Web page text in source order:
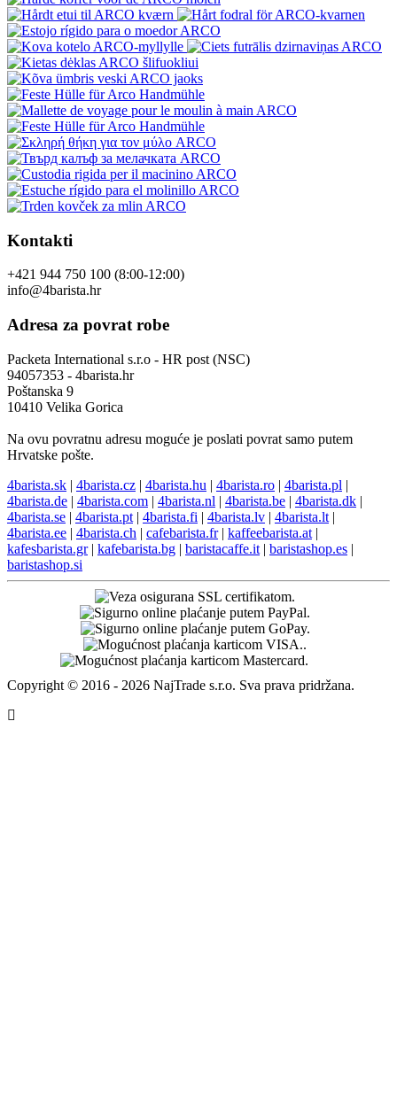
Kontakti
+421 944 750 100 (8:00-12:00)
info@4barista.hr
Adresa za povrat robe
Packeta International s.r.o - HR post (NSC)
94057353 - 4barista.hr
Poštanska 9
10410 Velika Gorica
Na ovu povratnu adresu moguće je poslati povrat samo putem
Hrvatske pošte.
4barista.sk | 4barista.cz | 4barista.hu | 4barista.ro | 4barista.pl |
4barista.de | 4barista.com | 4barista.nl | 4barista.be | 4barista.dk |
4barista.se | 4barista.pt | 4barista.fi | 4barista.lv | 4barista.lt |
4barista.ee | 4barista.ch | cafebarista.fr| kaffeebarista.at |
kafesbarista.gr| kafebarista.bg | baristacaffe.it | baristashop.es |
baristashop.si
Copyright © 2016 - 2026 NajTrade s.r.o. Sva prava pridržana.